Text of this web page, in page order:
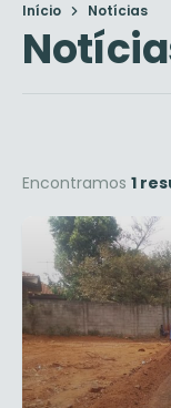
Início Notícias
Encontramos 1